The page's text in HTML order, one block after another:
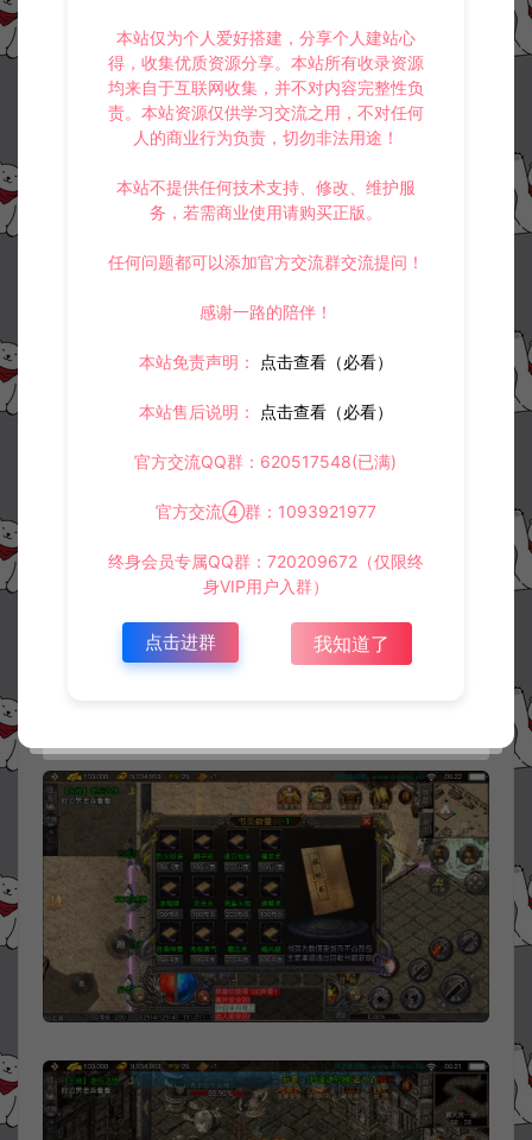
本站仅为个人爱好搭建，分享个人建站心
得，收集优质资源分享。本站所有收录资源
均来自于互联网收集，并不对内容完整性负
责。本站资源仅供学习交流之用，不对任何
人的商业行为负责，切勿非法用途！
本站不提供任何技术支持、修改、维护服
务，若需商业使用请购买正版。
任何问题都可以添加官方交流群交流提问！
感谢一路的陪伴！
本站免责声明： 点击查看（必看）
本站售后说明： 点击查看（必看）
官方交流QQ群：620517548(已满)
官方交流④群：1093921977
终身会员专属QQ群：720209672（仅限终
身VIP用户入群）
点击进群 我知道了